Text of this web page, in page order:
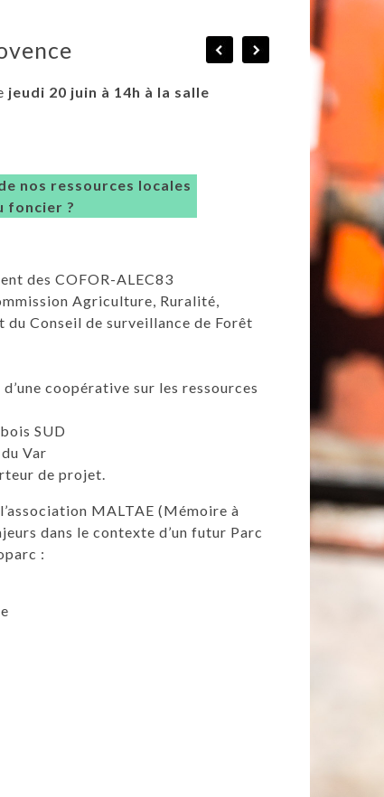
jeudi 20 juin à 14h à la salle
nos ressources locales
foncier ?
des COFOR-ALEC83
Agriculture, Ruralité,
Conseil de surveillance de Forêt
coopérative sur les ressources
SUD
Var
de projet.
MALTAE (Mémoire à
dans le contexte d’un futur Parc
: